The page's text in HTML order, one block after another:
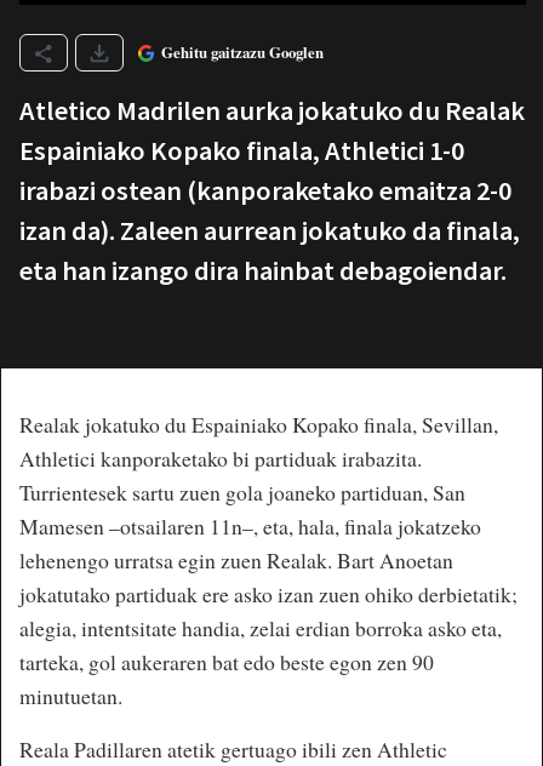
Gehitu gaitzazu Googlen
Atletico Madrilen aurka jokatuko du Realak
Espainiako Kopako finala, Athletici 1-0
irabazi ostean (kanporaketako emaitza 2-0
izan da). Zaleen aurrean jokatuko da finala,
eta han izango dira hainbat debagoiendar.
Realak jokatuko du Espainiako Kopako finala, Sevillan,
Athletici kanporaketako bi partiduak irabazita.
Turrientesek sartu zuen gola joaneko partiduan, San
Mamesen –otsailaren 11n–, eta, hala, finala jokatzeko
lehenengo urratsa egin zuen Realak. Bart Anoetan
jokatutako partiduak ere asko izan zuen ohiko derbietatik;
alegia, intentsitate handia, zelai erdian borroka asko eta,
tarteka, gol aukeraren bat edo beste egon zen 90
minutuetan.
Reala Padillaren atetik gertuago ibili zen Athletic